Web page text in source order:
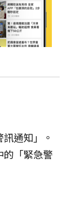
通知」。
「緊急警